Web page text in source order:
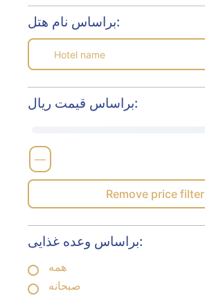
براساس نام هتل:
براساس قیمت ریال:
—
Remove price filter
براساس وعده غذایی:
همه
صبحانه